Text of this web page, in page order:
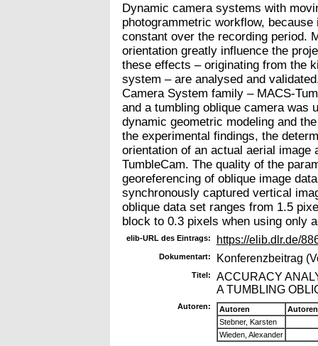
Dynamic camera systems with
photogrammetric workflow,
constant over the recording period.
orientation greatly influence the
these effects – originating from the
system – are analysed and
Camera System family – MACS-
and a tumbling oblique camera was
dynamic geometric modeling and
the experimental findings, the
orientation of an actual aerial image
TumbleCam. The quality of the
georeferencing of oblique image
synchronously captured vertical
oblique data set ranges from 1.5
block to 0.3 pixels when using only
elib-URL des Eintrags: https://elib.dlr.de/
Dokumentart: Konferenzbeitrag
Titel:
ACCURACY
A TUMBLING
Autoren: Autoren
Stebner, Karsten
Wieden, Alexander